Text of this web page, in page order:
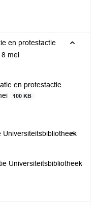
en protestactie
8 mei
en protestactie
100 KB
Universiteitsbibliotheek
Universiteitsbibliotheek